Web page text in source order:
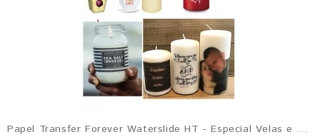
Papel Transfer Forever Waterslide HT - Especial Velas e Resistente ao ...